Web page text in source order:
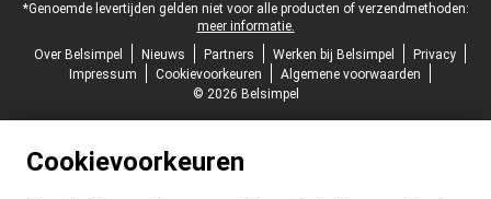
*Genoemde levertijden gelden niet voor alle producten of verzendmethoden:
meer informatie.
Over Belsimpel
Nieuws Partners Werken bij Belsimpel
Privacy
Impressum
Cookievoorkeuren
Algemene voorwaarden
© 2026 Belsimpel
Cookievoorkeuren